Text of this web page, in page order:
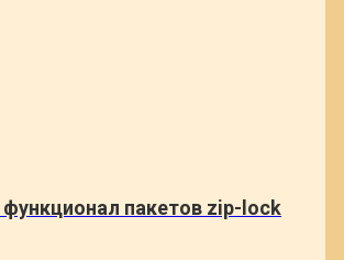
функционал пакетов zip-lock